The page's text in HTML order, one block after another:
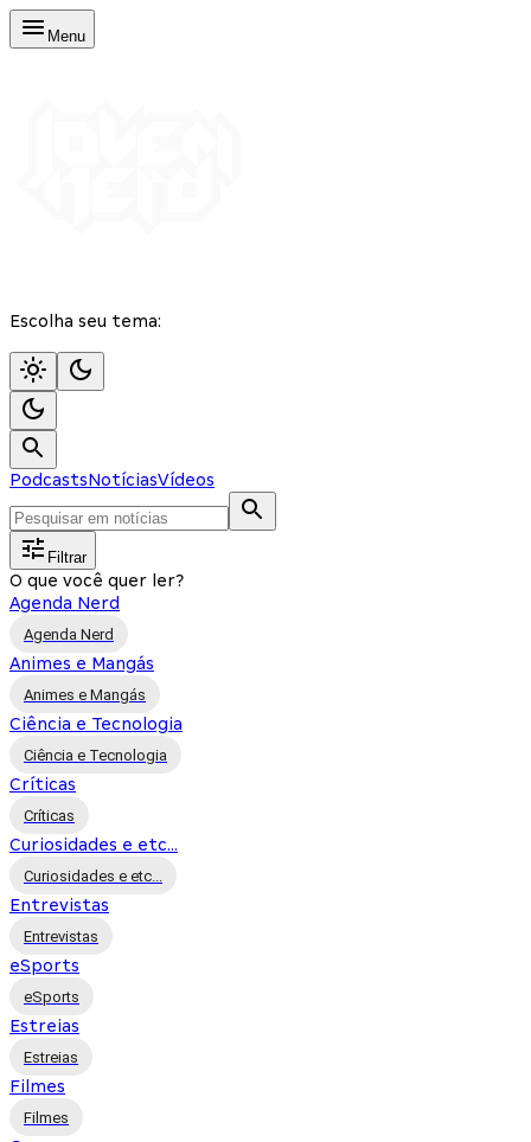
Menu
Escolha seu tema:
PodcastsNotíciasVídeos
Filtrar
O que você quer ler?
Agenda Nerd
Agenda Nerd
Animes e Mangás
Animes e Mangás
Ciência e Tecnologia
Ciência e Tecnologia
Críticas
Críticas
Curiosidades e etc...
Curiosidades e etc...
Entrevistas
Entrevistas
eSports
eSports
Estreias
Estreias
Filmes
Filmes